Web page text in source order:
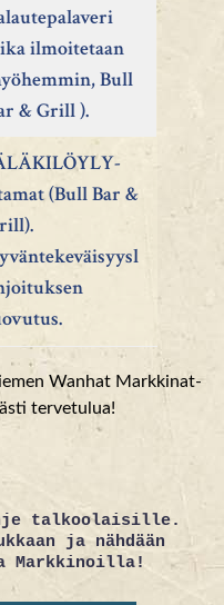
ilmoitetaan
Bull
& Grill ).
(Bull Bar &
Wanhat Markkinat-
tervetulua!
talkoolaisille.
ja nähdään
Markkinoilla!